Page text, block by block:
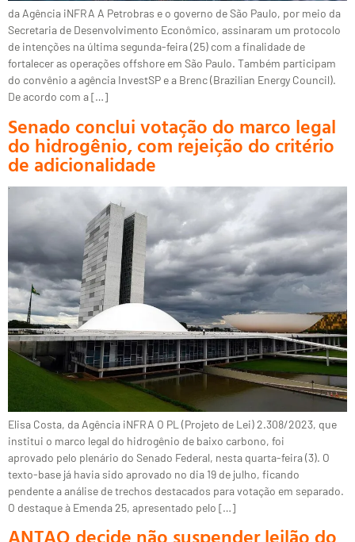
da Agência iNFRA A Petrobras e o governo de São Paulo, por meio da
Secretaria de Desenvolvimento Econômico, assinaram um protocolo
de intenções na última segunda-feira (25) com a finalidade de
fortalecer as operações offshore em São Paulo. Também participam
do convênio a agência InvestSP e a Brenc (Brazilian Energy Council).
De acordo com a […]
Senado conclui votação do marco legal
do hidrogênio, com rejeição do critério
de adicionalidade
Elisa Costa, da Agência iNFRA O PL (Projeto de Lei) 2.308/2023, que
institui o marco legal do hidrogênio de baixo carbono, foi
aprovado pelo plenário do Senado Federal, nesta quarta-feira (3). O
texto-base já havia sido aprovado no dia 19 de julho, ficando
pendente a análise de trechos destacados para votação em separado.
O destaque à Emenda 25, apresentado pelo […]